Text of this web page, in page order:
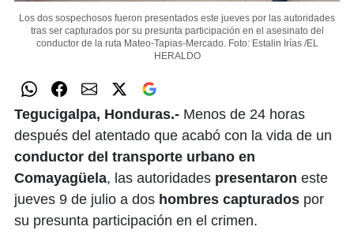
Los dos sospechosos fueron presentados este jueves por las autoridades
tras ser capturados por su presunta participación en el asesinato del
conductor de la ruta Mateo-Tapias-Mercado. Foto: Estalin Irías /EL
HERALDO
Tegucigalpa, Honduras.- Menos de 24 horas
después del atentado que acabó con la vida de un
conductor del transporte urbano en
Comayagüela, las autoridades presentaron este
jueves 9 de julio a dos hombres capturados por
su presunta participación en el crimen.